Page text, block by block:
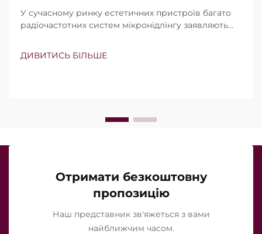
У сучасному ринку естетичних пристроїв багато
радіочастотних систем мікронідлінгу заявляють
в тому, чи існують ці функції, а в тому, наскільки
ДИВИТИСЬ БІЛЬШЕ
Отримати безкоштовну
пропозицію
Наш представник зв'яжеться з вами
найближчим часом.